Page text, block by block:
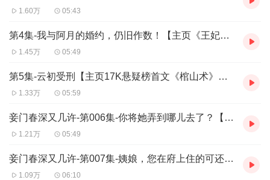
许》、《帝女倾城颜》
... ...
还有男频爽文、恐怖悬疑和更多好听的专辑，欢迎在主页里，挖呀
挖呀挖~
1.60万 05:43
第4集-我与阿月的婚约，仍旧作数！【主页《王妃，她大杀四方》，不喜虐恋勿入哟~】
1.45万 05:49
第5集-云初受刑【主页17K悬疑榜首文《棺山术》，盗墓笔记类型、AI多播，欢迎品尝~】
1.33万 05:59
妾门春深又几许-第006集-你将她弄到哪儿去了？【渣男和良配，女主会怎么选？】
1.21万 05:49
妾门春深又几许-第007集-姨娘，您在府上住的可还习惯？【虐恋预警，看到最后才是甜~】
1.09万 06:10